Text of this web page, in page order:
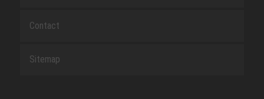
Contact
Sitemap